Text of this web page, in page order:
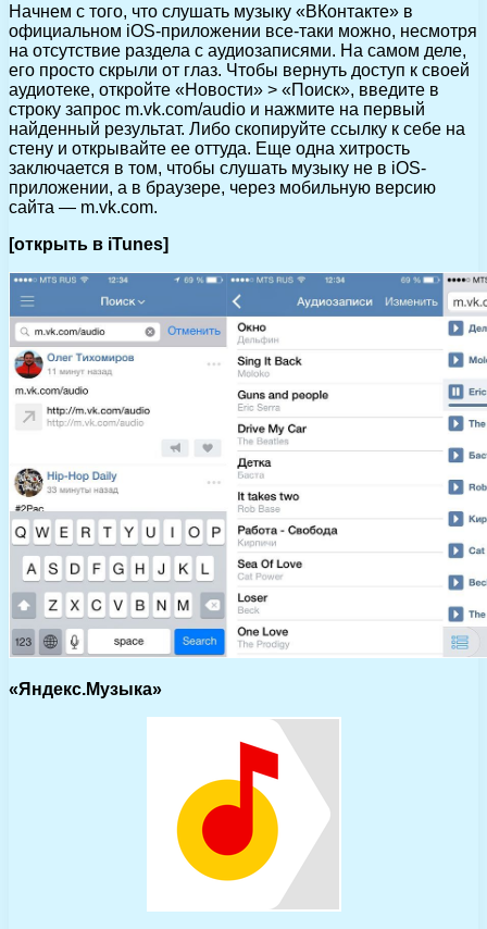
Начнем с того, что слушать музыку «ВКонтакте» в
официальном iOS-приложении все-таки можно, несмотря
на отсутствие раздела с аудиозаписями. На самом деле,
его просто скрыли от глаз. Чтобы вернуть доступ к своей
аудиотеке, откройте «Новости» > «Поиск», введите в
строку запрос m.vk.com/audio и нажмите на первый
найденный результат. Либо скопируйте ссылку к себе на
стену и открывайте ее оттуда. Еще одна хитрость
заключается в том, чтобы слушать музыку не в iOS-
приложении, а в браузере, через мобильную версию
сайта — m.vk.com.
[открыть в iTunes]
«Яндекс.Музыка»